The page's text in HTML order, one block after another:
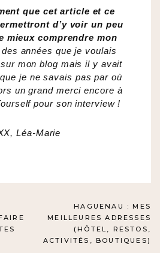
que cet article et ce
d’y voir un peu
mieux comprendre mon
années que je voulais
mon blog mais il y avait
je ne savais pas par où
un grand merci encore à
pour son interview !
Léa-Marie
HAGUENAU : MES
MEILLEURES ADRESSES
(HÔTEL, RESTOS,
ACTIVITÉS, BOUTIQUES)